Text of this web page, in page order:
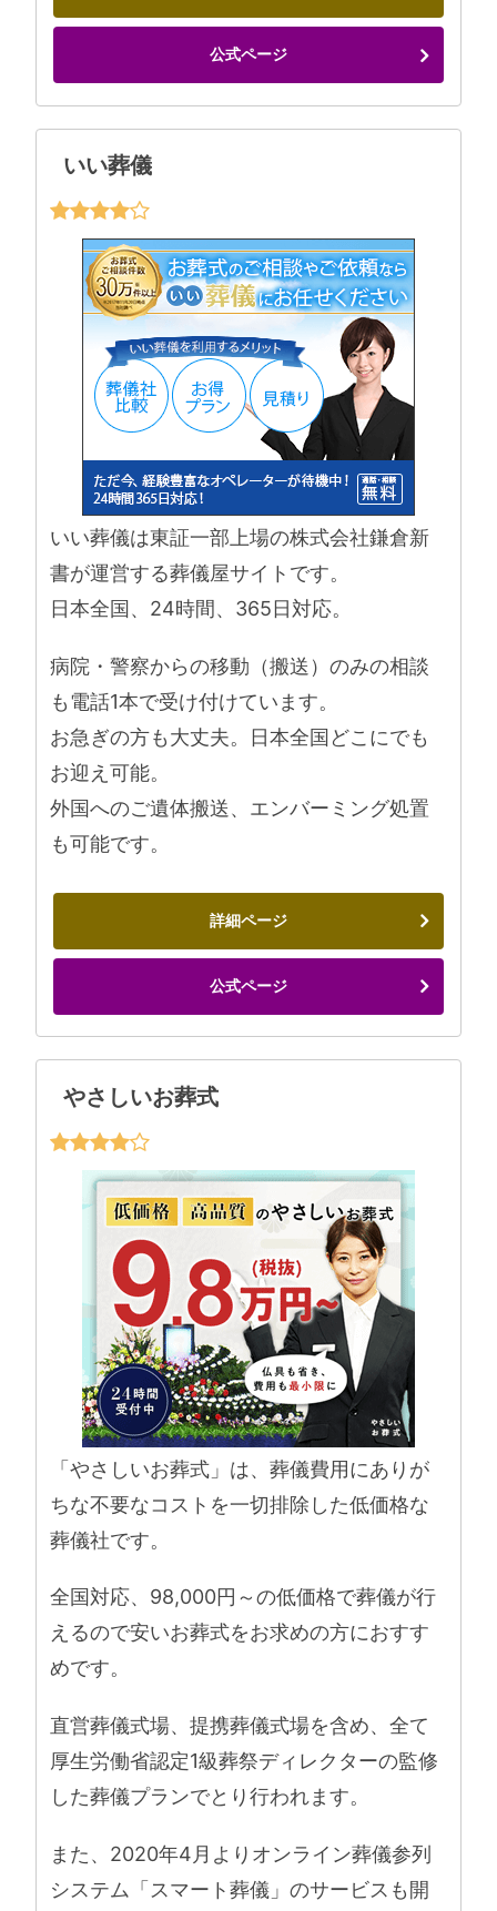
公式ページ
いい葬儀
いい葬儀は東証一部上場の株式会社鎌倉新
書が運営する葬儀屋サイトです。
日本全国、24時間、365日対応。
病院・警察からの移動（搬送）のみの相談
も電話1本で受け付けています。
お急ぎの方も大丈夫。日本全国どこにでも
お迎え可能。
外国へのご遺体搬送、エンバーミング処置
も可能です。
詳細ページ
公式ページ
やさしいお葬式
「やさしいお葬式」は、葬儀費用にありが
ちな不要なコストを一切排除した低価格な
葬儀社です。
全国対応、98,000円～の低価格で葬儀が行
えるので安いお葬式をお求めの方におすす
めです。
直営葬儀式場、提携葬儀式場を含め、全て
厚生労働省認定1級葬祭ディレクターの監修
した葬儀プランでとり行われます。
また、2020年4月よりオンライン葬儀参列
システム「スマート葬儀」のサービスも開